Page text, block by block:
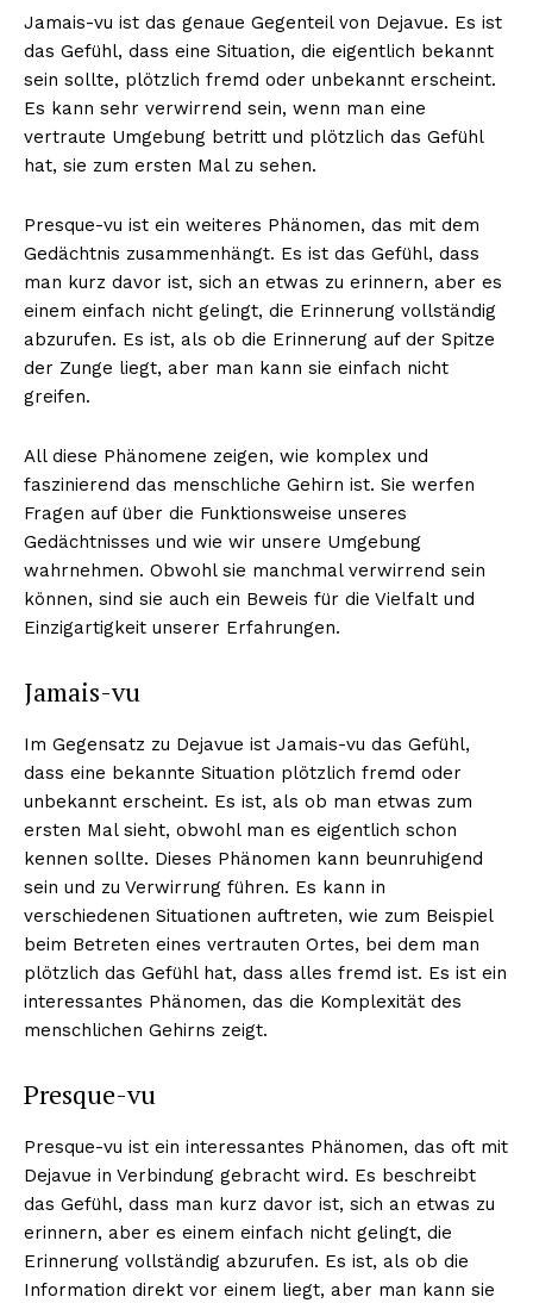
Jamais-vu ist das genaue Gegenteil von Dejavue. Es ist
das Gefühl, dass eine Situation, die eigentlich bekannt
sein sollte, plötzlich fremd oder unbekannt erscheint.
Es kann sehr verwirrend sein, wenn man eine
vertraute Umgebung betritt und plötzlich das Gefühl
hat, sie zum ersten Mal zu sehen.
Presque-vu ist ein weiteres Phänomen, das mit dem
Gedächtnis zusammenhängt. Es ist das Gefühl, dass
man kurz davor ist, sich an etwas zu erinnern, aber es
einem einfach nicht gelingt, die Erinnerung vollständig
abzurufen. Es ist, als ob die Erinnerung auf der Spitze
der Zunge liegt, aber man kann sie einfach nicht
greifen.
All diese Phänomene zeigen, wie komplex und
faszinierend das menschliche Gehirn ist. Sie werfen
Fragen auf über die Funktionsweise unseres
Gedächtnisses und wie wir unsere Umgebung
wahrnehmen. Obwohl sie manchmal verwirrend sein
können, sind sie auch ein Beweis für die Vielfalt und
Einzigartigkeit unserer Erfahrungen.
Jamais-vu
Im Gegensatz zu Dejavue ist Jamais-vu das Gefühl,
dass eine bekannte Situation plötzlich fremd oder
unbekannt erscheint. Es ist, als ob man etwas zum
ersten Mal sieht, obwohl man es eigentlich schon
kennen sollte. Dieses Phänomen kann beunruhigend
sein und zu Verwirrung führen. Es kann in
verschiedenen Situationen auftreten, wie zum Beispiel
beim Betreten eines vertrauten Ortes, bei dem man
plötzlich das Gefühl hat, dass alles fremd ist. Es ist ein
interessantes Phänomen, das die Komplexität des
menschlichen Gehirns zeigt.
Presque-vu
Presque-vu ist ein interessantes Phänomen, das oft mit
Dejavue in Verbindung gebracht wird. Es beschreibt
das Gefühl, dass man kurz davor ist, sich an etwas zu
erinnern, aber es einem einfach nicht gelingt, die
Erinnerung vollständig abzurufen. Es ist, als ob die
Information direkt vor einem liegt, aber man kann sie